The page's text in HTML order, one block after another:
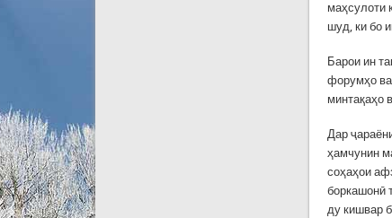
маҳсулоти
шуд, ки бо
Барои ин
форумҳо ва
минтақаҳо
Дар
ҳамчунин
соҳаҳои
боркашонӣ
ду кишвар